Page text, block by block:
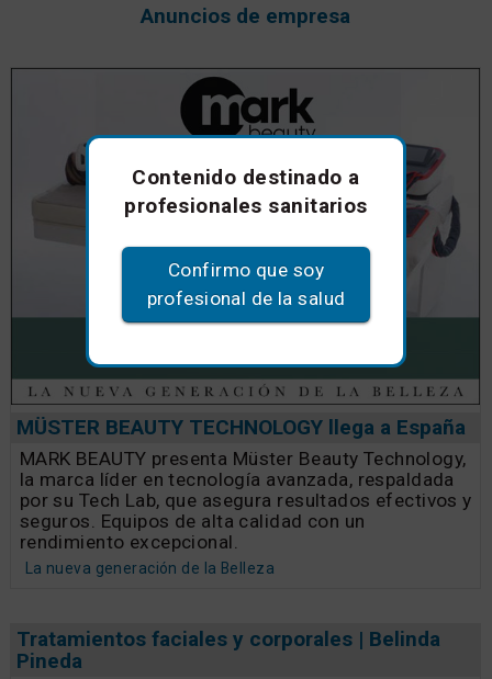
Anuncios de empresa
MÜSTER BEAUTY TECHNOLOGY llega a España
MARK BEAUTY presenta Müster Beauty Technology,
la marca líder en tecnología avanzada, respaldada
por su Tech Lab, que asegura resultados efectivos y
seguros. Equipos de alta calidad con un
rendimiento excepcional.
La nueva generación de la Belleza
Tratamientos faciales y corporales | Belinda
Pineda
Contenido destinado a
profesionales sanitarios
Confirmo que soy
profesional de la salud